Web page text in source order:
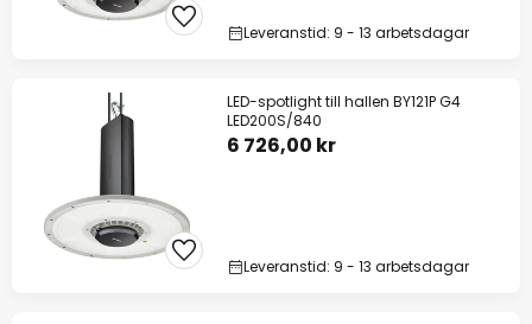
Leveranstid: 9 - 13 arbetsdagar
LED-spotlight till hallen BY121P G4
LED200S/840
6 726,00 kr
Leveranstid: 9 - 13 arbetsdagar